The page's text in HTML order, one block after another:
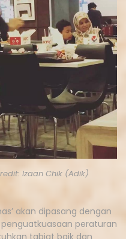
Izaan Chik (Adik)
akan dipasang dengan
peraturan
tabiat baik dan